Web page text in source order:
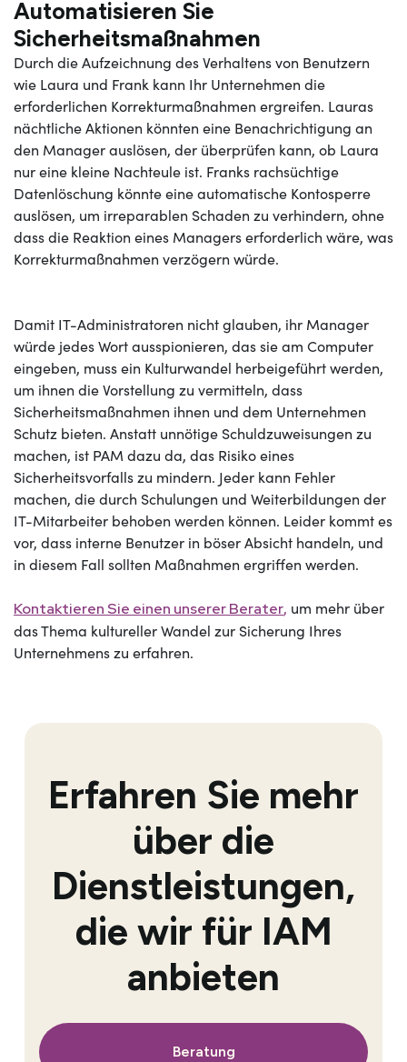
Automatisieren Sie
Sicherheitsmaßnahmen
Durch die Aufzeichnung des Verhaltens von Benutzern
wie Laura und Frank kann Ihr Unternehmen die
erforderlichen Korrekturmaßnahmen ergreifen. Lauras
nächtliche Aktionen könnten eine Benachrichtigung an
den Manager auslösen, der überprüfen kann, ob Laura
nur eine kleine Nachteule ist. Franks rachsüchtige
Datenlöschung könnte eine automatische Kontosperre
auslösen, um irreparablen Schaden zu verhindern, ohne
dass die Reaktion eines Managers erforderlich wäre, was
Korrekturmaßnahmen verzögern würde.
Damit IT-Administratoren nicht glauben, ihr Manager
würde jedes Wort ausspionieren, das sie am Computer
eingeben, muss ein Kulturwandel herbeigeführt werden,
um ihnen die Vorstellung zu vermitteln, dass
Sicherheitsmaßnahmen ihnen und dem Unternehmen
Schutz bieten. Anstatt unnötige Schuldzuweisungen zu
machen, ist PAM dazu da, das Risiko eines
Sicherheitsvorfalls zu mindern. Jeder kann Fehler
machen, die durch Schulungen und Weiterbildungen der
IT-Mitarbeiter behoben werden können. Leider kommt es
vor, dass interne Benutzer in böser Absicht handeln, und
in diesem Fall sollten Maßnahmen ergriffen werden.
Kontaktieren Sie einen unserer Berater, um mehr über
das Thema kultureller Wandel zur Sicherung Ihres
Unternehmens zu erfahren.
Erfahren Sie mehr
über die
Dienstleistungen,
die wir für IAM
anbieten
Beratung